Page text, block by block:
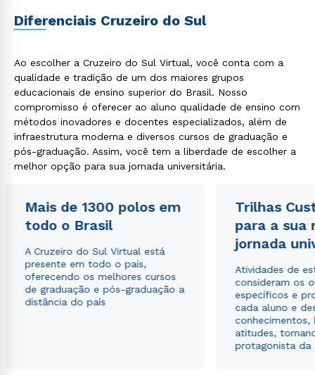
Diferenciais Cruzeiro do Sul
Ao escolher a Cruzeiro do Sul Virtual, você conta com a
qualidade e tradição de um dos maiores grupos
educacionais de ensino superior do Brasil. Nosso
compromisso é oferecer ao aluno qualidade de ensino com
métodos inovadores e docentes especializados, além de
infraestrutura moderna e diversos cursos de graduação e
pós-graduação. Assim, você tem a liberdade de escolher a
melhor opção para sua jornada universitária.
Mais de 1300 polos em
todo o Brasil
A Cruzeiro do Sul Virtual está
presente em todo o país,
oferecendo os melhores cursos
de graduação e pós-graduação a
distância do país
Trilhas
para a sua
jornada
Atividades de
consideram os
específicos e
cada aluno e
conhecimentos,
atitudes,
protagonista da